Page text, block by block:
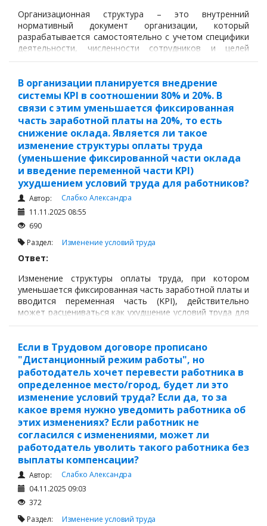
Организационная структура – это внутренний
нормативный документ организации, который
разрабатывается самостоятельно с учетом специфики
деятельности, численности сотрудников и целей
управления.
В организации планируется внедрение
системы KPI в соотношении 80% и 20%. В
связи с этим уменьшается фиксированная
часть заработной платы на 20%, то есть
снижение оклада. Является ли такое
изменение структуры оплаты труда
(уменьшение фиксированной части оклада
и введение переменной части KPI)
ухудшением условий труда для работников?
Автор:
Слабко Александра
11.11.2025 08:55
690
Раздел: Изменение условий труда
Ответ:
Изменение структуры оплаты труда, при котором
уменьшается фиксированная часть заработной платы и
вводится переменная часть (KPI), действительно
может расцениваться как ухудшение условий труда для
работников, поскольку оклад – это гарантированный
его снижение напрямую затрагивает существенные
условия договора.
Если в Трудовом договоре прописано
"Дистанционный режим работы", но
работодатель хочет перевести работника в
определенное место/город, будет ли это
изменение условий труда? Если да, то за
какое время нужно уведомить работника об
этих изменениях? Если работник не
согласился с изменениями, может ли
работодатель уволить такого работника без
выплаты компенсации?
Автор:
Слабко Александра
04.11.2025 09:03
372
Раздел: Изменение условий труда